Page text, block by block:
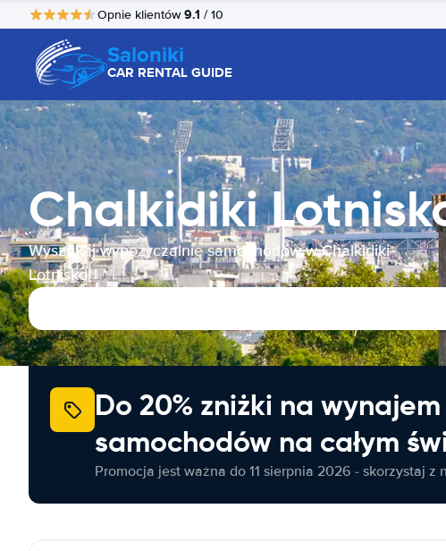
Opnie klientów9.1 / 10
Saloniki
CAR RENTAL GUIDE
Chalkidiki
Wyszukaj wypożyczalnię samochodów w Chalkidiki
Lotnisko
Do 20% zniżki na wynajem
samochodów na całym
Promocja jest ważna do 11 sierpnia 2026 - skorzystaj z